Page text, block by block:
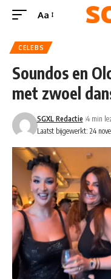
Aa
CELEBS
Soundos en
met zwoel
Laatst bijgewerkt: 24
SGXL Redactie 4 min